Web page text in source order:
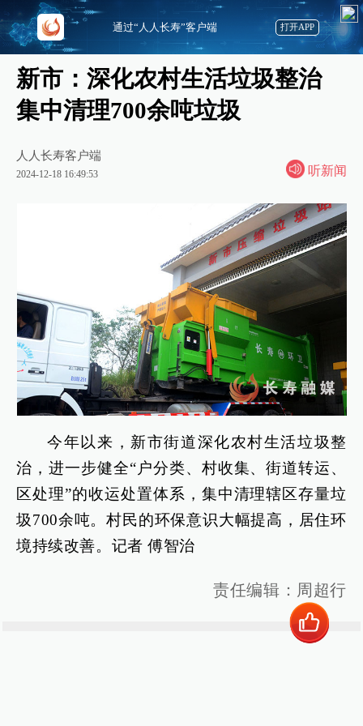
新市：深化农村生活垃圾整治
集中清理700余吨垃圾
人人长寿客户端
2024-12-18 16:49:53 听新闻
今年以来，新市街道深化农村生活垃圾整
治，进一步健全“户分类、村收集、街道转运、
区处理”的收运处置体系，集中清理辖区存量垃
圾700余吨。村民的环保意识大幅提高，居住环
境持续改善。记者 傅智治
责任编辑：周超行
通过“人人长寿”客户端 打开APP